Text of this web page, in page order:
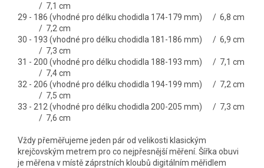
/ 7,1 cm
29 - 186 (vhodné pro délku chodidla 174-179 mm) / 6,8 cm
/ 7,2 cm
30 - 193 (vhodné pro délku chodidla 181-186 mm) / 6,9 cm
/ 7,3 cm
31 - 200 (vhodné pro délku chodidla 188-193 mm) / 7,1 cm
/ 7,4 cm
32 - 206 (vhodné pro délku chodidla 194-199 mm) / 7,2 cm
/ 7,5 cm
33 - 212 (vhodné pro délku chodidla 200-205 mm) / 7,3 cm
/ 7,6 cm
Vždy přeměřujeme jeden pár od velikosti klasickým
krejčovským metrem pro co nejpřesnější měření. Šířka obuvi
je měřena v místě záprstních kloubů digitálním měřidlem